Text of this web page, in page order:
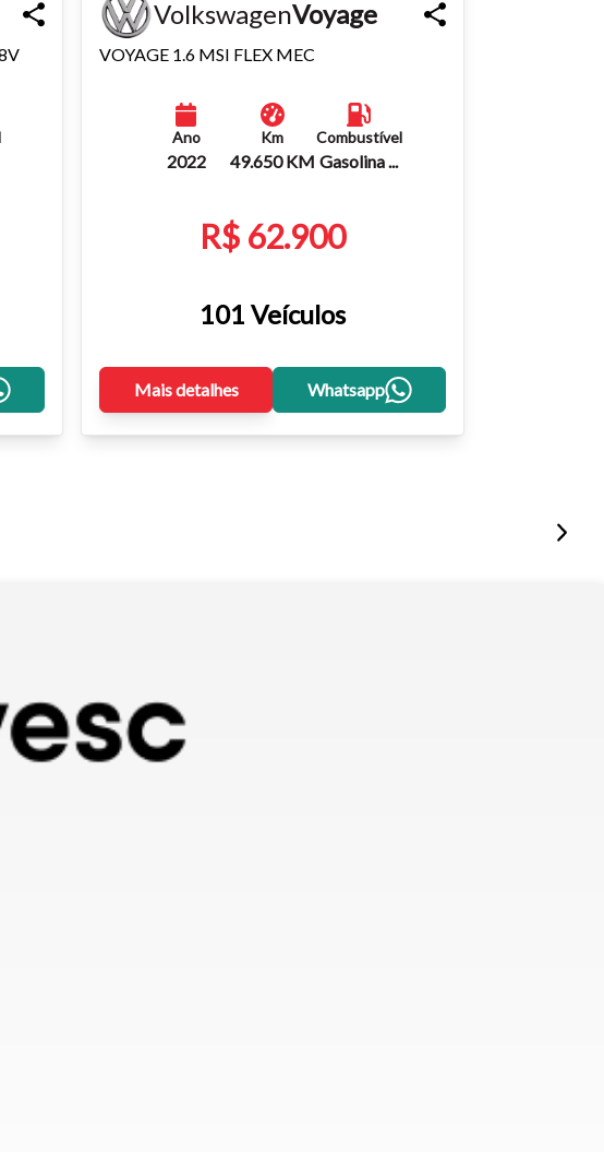
VolkswagenVoyage
VOYAGE 1.6 MSI FLEX MEC
Ano
2022
Km
49.650 KM
Combustível
Gasolina ...
R$ 62.900
101 Veículos
Mais detalhes Whatsapp